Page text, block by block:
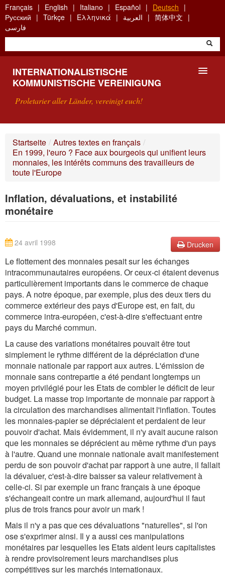
Skip
to
main
content
Français English Italiano Español
Deutsch
Русский
Türkçe Ελληνικά العربية
简体中文
فارسی
INTERNATIONALISTISCHE
KOMMUNISTISCHE VEREINIGUNG
Proletarier aller Länder, vereinigt euch!
WAS IST DIE IKV?
SUCHE
KONTAKT
Startseite / Autres textes en français /
En 1999, l'euro ? Face aux bourgeois qui unifient leurs
monnaies, les intérêts communs des travailleurs de
toute l'Europe
Inflation, dévaluations, et instabilité
monétaire
Drucken
24 avril 1998
Le flottement des monnaies pesait sur les échanges
intracommunautaires européens. Or ceux-ci étaient devenus
particulièrement importants dans le commerce de chaque
pays. A notre époque, par exemple, plus des deux tiers du
commerce extérieur des pays d'Europe est, en fait, du
commerce intra-européen, c'est-à-dire s'effectuant entre
pays du Marché commun.
La cause des variations monétaires pouvait être tout
simplement le rythme différent de la dépréciation d'une
monnaie nationale par rapport aux autres. L'émission de
monnaie sans contrepartie a été pendant longtemps un
moyen privilégié pour les Etats de combler le déficit de leur
budget. La masse trop importante de monnaie par rapport à
la circulation des marchandises alimentait l'inflation. Toutes
les monnaies-papier se dépréciaient et perdaient de leur
pouvoir d'achat. Mais évidemment, il n'y avait aucune raison
que les monnaies se déprécient au même rythme d'un pays
à l'autre. Quand une monnaie nationale avait manifestement
perdu de son pouvoir d'achat par rapport à une autre, il fallait
la dévaluer, c'est-à-dire baisser sa valeur relativement à
celle-ci. Si par exemple un franc français à une époque
s'échangeait contre un mark allemand, aujourd'hui il faut
plus de trois francs pour avoir un mark !
Mais il n'y a pas que ces dévaluations "naturelles", si l'on
ose s'exprimer ainsi. Il y a aussi ces manipulations
monétaires par lesquelles les Etats aident leurs capitalistes
à rendre provisoirement leurs marchandises plus
compétitives sur les marchés internationaux.